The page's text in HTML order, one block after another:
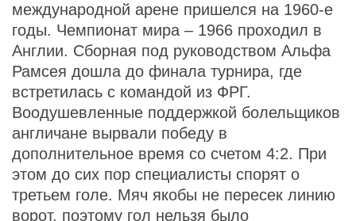
международной арене пришелся на 1960-е
годы. Чемпионат мира – 1966 проходил в
Англии. Сборная под руководством Альфа
Рамсея дошла до финала турнира, где
встретилась с командой из ФРГ.
Воодушевленные поддержкой болельщиков
англичане вырвали победу в
дополнительное время со счетом 4:2. При
этом до сих пор специалисты спорят о
третьем голе. Мяч якобы не пересек линию
ворот, поэтому гол нельзя было